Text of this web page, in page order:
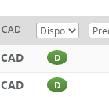
CAD
CAD D
CAD D